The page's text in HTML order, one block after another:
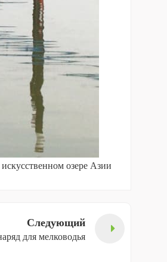
озере Азии
Следующий
для мелководья